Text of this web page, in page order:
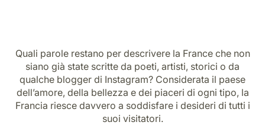
Quali parole restano per descrivere la Franceche non
siano già state scritte da poeti, artisti, storici o da
qualche blogger di Instagram? Considerata il paese
dell’amore, della bellezza e dei piaceri di ogni tipo, la
Francia riesce davvero a soddisfare i desideri di tutti i
suoi visitatori.